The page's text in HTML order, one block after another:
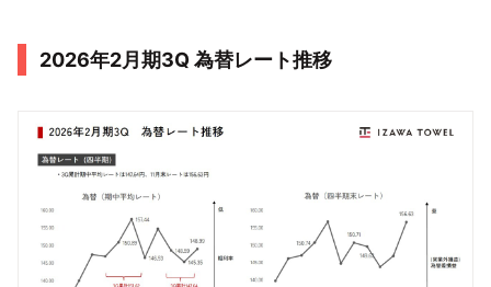
2026年2月期3Q 為替レート推移